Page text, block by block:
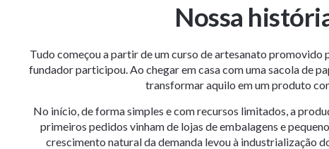
Nossa
Tudo começou a partir de um curso de artesanato promovido
fundador participou. Ao chegar em casa com uma sacola de
transformar aquilo em um produto
No início, de forma simples e com recursos limitados, a
primeiros pedidos vinham de lojas de embalagens e
crescimento natural da demanda levou à industrialização